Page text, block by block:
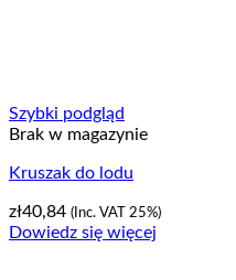
Szybki podgląd
Brak w magazynie
Kruszak do lodu
zł40,84 (Inc. VAT 25%)
Dowiedz się więcej